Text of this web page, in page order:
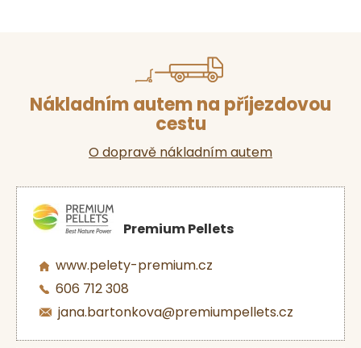
Nákladním autem na příjezdovou
cestu
O dopravě nákladním autem
Premium Pellets
www.pelety-premium.cz
606 712 308
jana.bartonkova@premiumpellets.cz